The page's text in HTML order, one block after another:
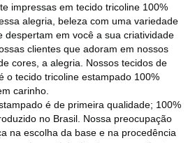
impressas em tecido tricoline 100%
alegria, beleza com uma variedade
despertam em você a sua criatividade
clientes que adoram em nossos
cores, a alegria. Nossos tecidos de
o tecido tricoline estampado 100%
carinho.
é de primeira qualidade; 100%
no Brasil. Nossa preocupação
na escolha da base e na procedência